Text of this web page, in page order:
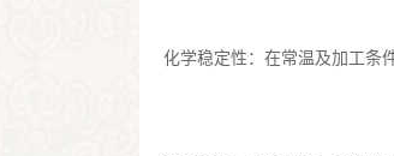
化学稳定性：在常温及加工条